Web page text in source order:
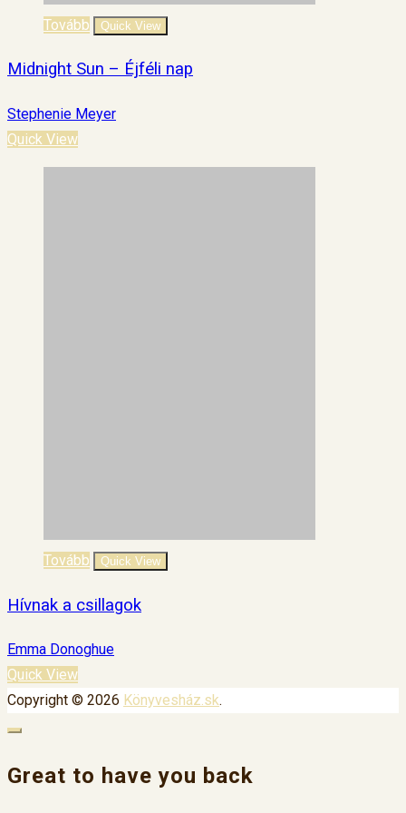
Tovább Quick View
Midnight Sun – Éjféli nap
Stephenie Meyer
Quick View
Tovább Quick View
Hívnak a csillagok
Emma Donoghue
Quick View
Copyright © 2026 Könyvesház.sk.
Great to have you back